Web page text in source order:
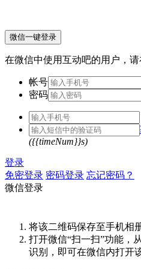
微信一键登录
在微信中使用互动吧的用户，
帐号
密码
({{timeNum}}s)
登录
免密登录 密码登录 忘记密码？
微信登录
将该二维码保存至手机相
打开微信“扫一扫”功能，
识别，即可在微信内打开